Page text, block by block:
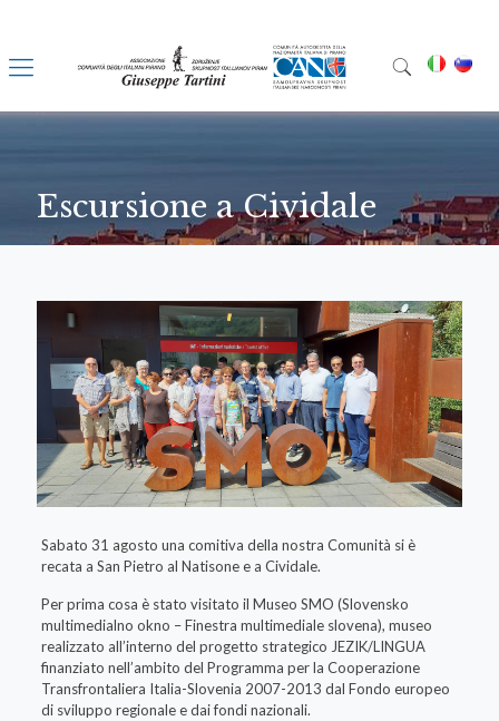
Escursione a Cividale
Sabato 31 agosto una comitiva della nostra Comunità si è
recata a San Pietro al Natisone e a Cividale.
Per prima cosa è stato visitato il Museo SMO (Slovensko
multimedialno okno – Finestra multimediale slovena), museo
realizzato all’interno del progetto strategico JEZIK/LINGUA
finanziato nell’ambito del Programma per la Cooperazione
Transfrontaliera Italia-Slovenia 2007-2013 dal Fondo europeo
di sviluppo regionale e dai fondi nazionali.